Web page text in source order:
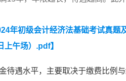
年初级会计经济法基础考试真题
上午场）.pdf】
待遇水平，主要取决于缴费比例